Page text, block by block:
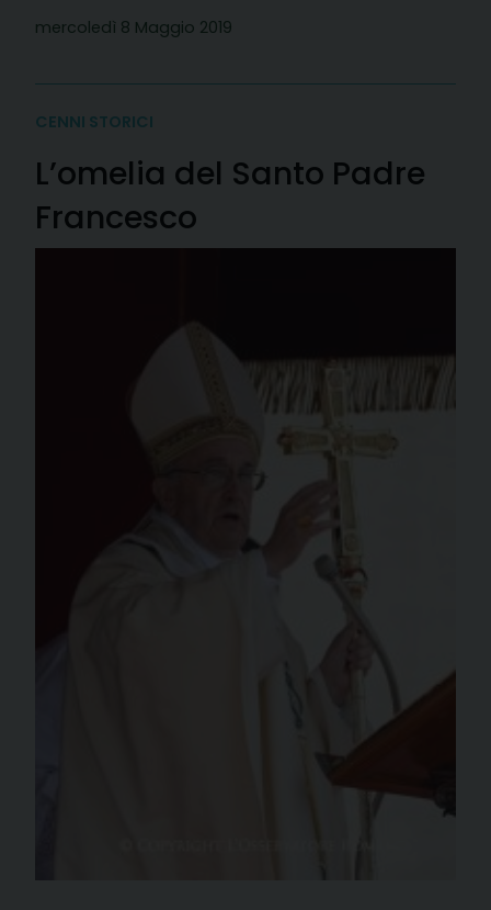
mercoledì 8 Maggio 2019
CENNI STORICI
L’omelia del Santo Padre
Francesco